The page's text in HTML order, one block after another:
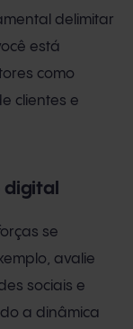
delimitar
está
como
clientes e
digital
se
avalie
sociais e
a dinâmica